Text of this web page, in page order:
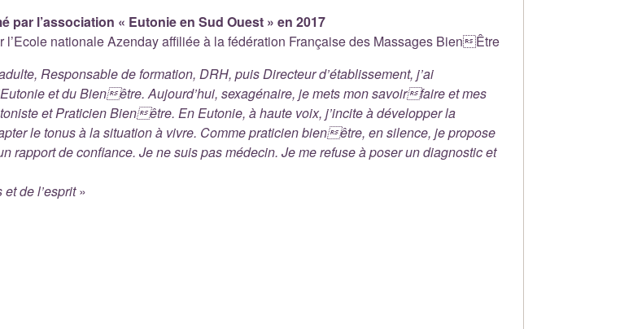
par l’association « Eutonie en Sud Ouest » en 2017
nationale Azenday affiliée à la fédération Française des Massages BienÊtre
Responsable de formation, DRH, puis Directeur d’établissement, j’ai
et du Bienêtre. Aujourd’hui, sexagénaire, je mets mon savoirfaire et mes
et Praticien Bienêtre. En Eutonie, à haute voix, j’incite à développer la
le tonus à la situation à vivre. Comme praticien bienêtre, en silence, je propose
rapport de confiance. Je ne suis pas médecin. Je me refuse à poser un diagnostic et
de l’esprit»